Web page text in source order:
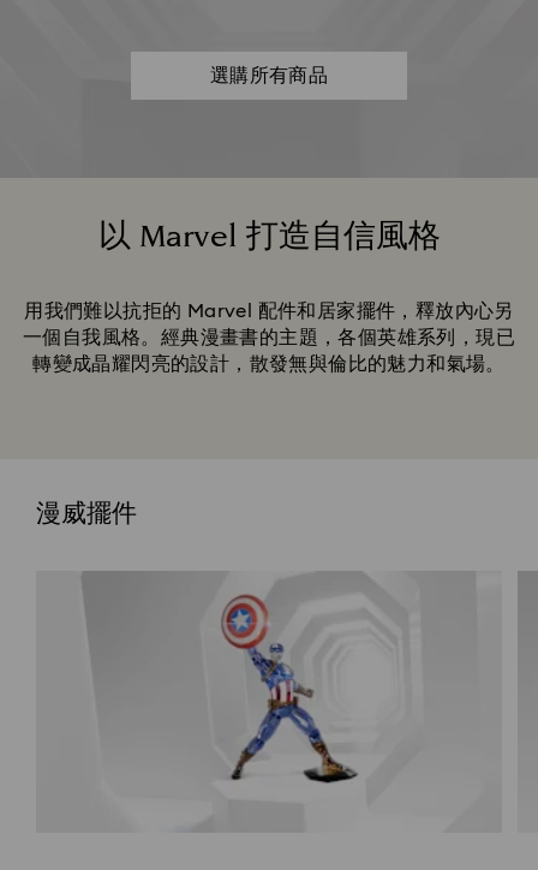
選購所有商品
以 Marvel 打造自信風格
用我們難以抗拒的 Marvel 配件和居家擺件，釋放內心另
一個自我風格。經典漫畫書的主題，各個英雄系列，現已
轉變成晶耀閃亮的設計，散發無與倫比的魅力和氣場。
漫威擺件